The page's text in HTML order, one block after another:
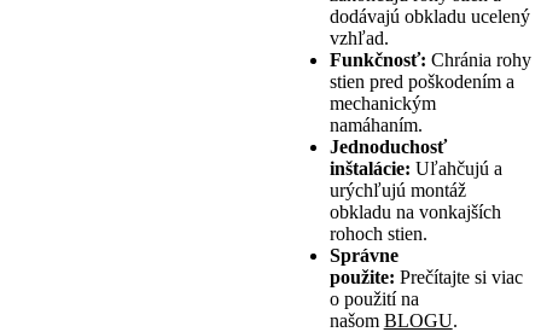
dodávajú obkladu ucelený
vzhľad.
Funkčnosť: Chránia rohy
stien pred poškodením a
mechanickým
namáhaním.
Jednoduchosť
inštalácie: Uľahčujú a
urýchľujú montáž
obkladu na vonkajších
rohoch stien.
Správne
použite: Prečítajte si viac
o použití na
našom BLOGU.